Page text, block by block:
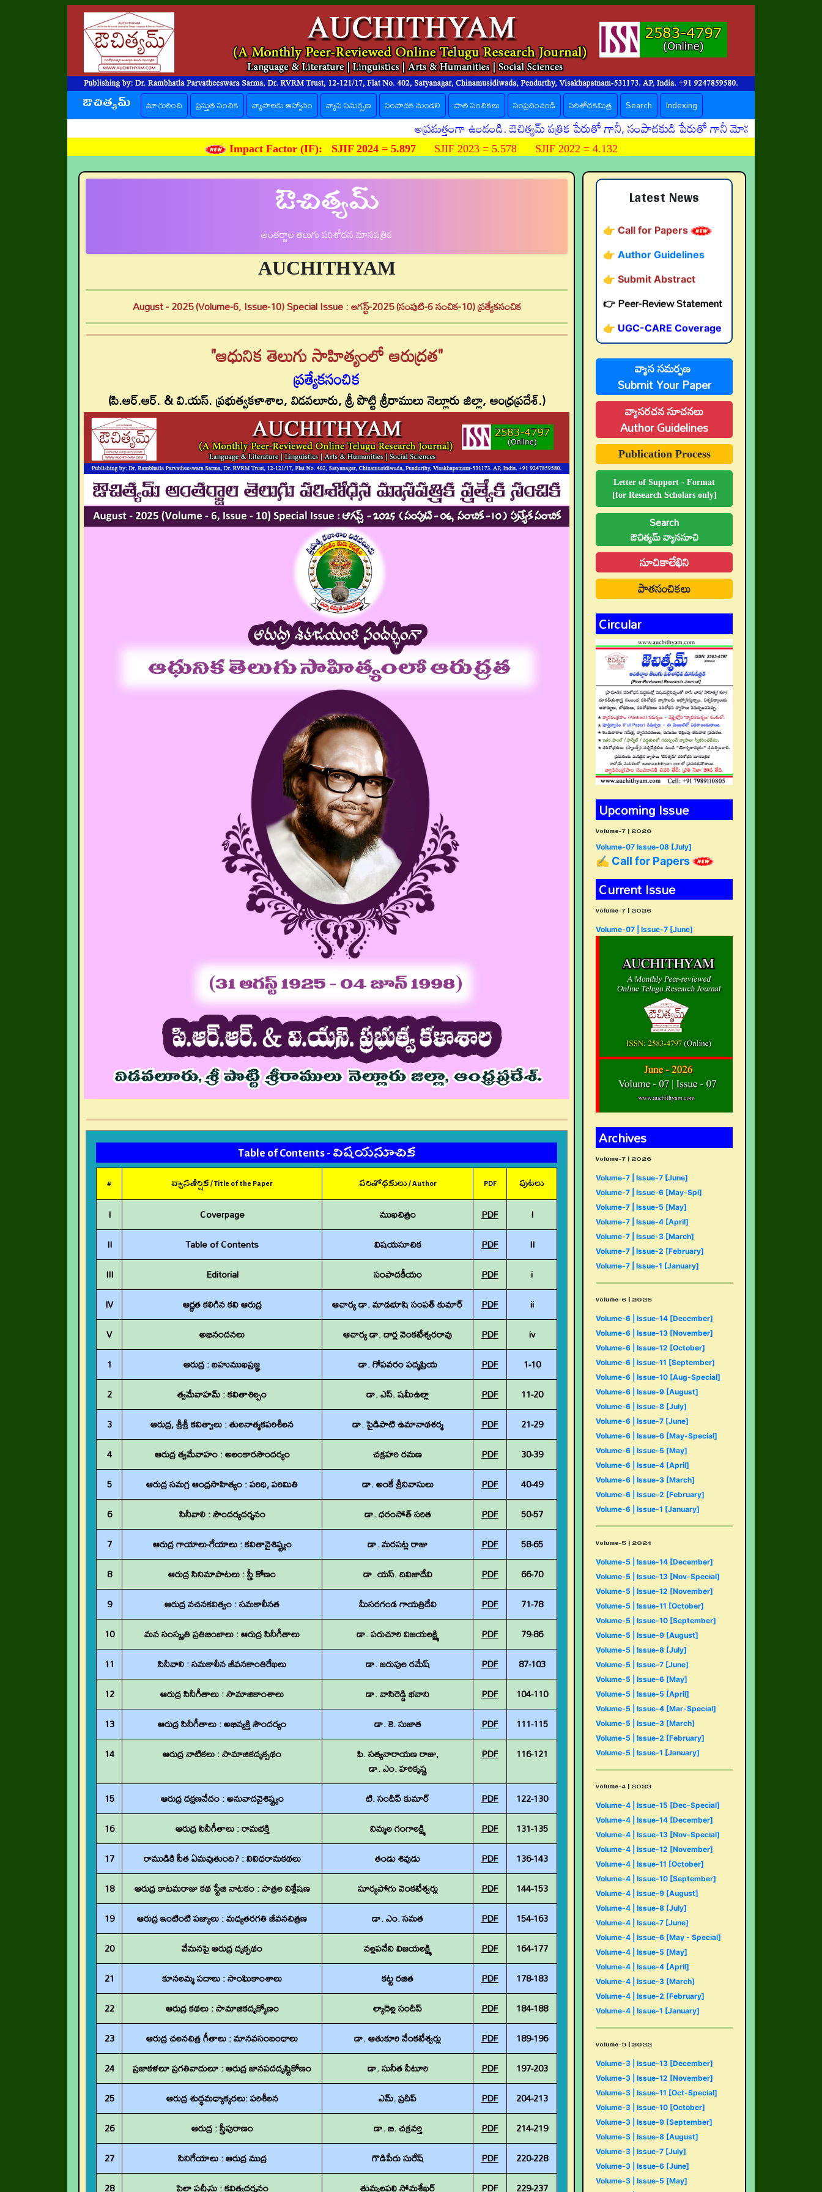
ఔచిత్యమ్ మా గురించి ప్రస్తుత సంచిక (current)
వ్యాసాలకు ఆహ్వానం వ్యాస సమర్పణ సంపాదక మండలి పాత సంచికలు సంప్రదించండి పరిశోధకమిత్ర Search Indexing
అప్రమత్తంగా ఉండండి. ఔచిత్యమ్ పత్రిక పేరుతో గానీ, సంపాదకుడి పేరుతో గానీ మోసపూరితమైన ఈమెయిళ్ళు,
Impact Factor (IF): SJIF 2024 = 5.897SJIF 2023 = 5.578 SJIF 2022 = 4.132
ఔచిత్యమ్
అంతర్జాల తెలుగు పరిశోధన మాసపత్రిక
AUCHITHYAM
August - 2025 (Volume-6, Issue-10) Special Issue : ఆగస్ట్-2025 (సంపుటి-6 సంచిక-10) ప్రత్యేకసంచిక
"ఆధునిక తెలుగు సాహిత్యంలో ఆరుద్రత"
ప్రత్యేకసంచిక
(పి.ఆర్.ఆర్. & వి.యస్. ప్రభుత్వకళాశాల, విడవలూరు, శ్రీ పొట్టి శ్రీరాములు నెల్లూరు జిల్లా, ఆంధ్రప్రదేశ్.)
Table of Contents - విషయసూచిక
# వ్యాసశీర్షిక / Title of the Paper పరిశోధకులు / Author PDF పుటలు
I Coverpage ముఖచిత్రం PDF
I
II
Table of Contents విషయసూచిక PDF
II
III
Editorial సంపాదకీయం PDF
i
IV
ఆర్ద్రత కలిగిన కవి ఆరుద్ర ఆచార్య డా. మాడభూషి సంపత్ కుమార్ PDF
ii
V
అభినందనలు ఆచార్య డా. దార్ల వెంకటేశ్వరరావు PDF
iv
1
ఆరుద్ర : బహుముఖప్రజ్ఞ డా. గోపవరం పద్మప్రియ PDF
1-10
2
త్వమేవాహమ్‌ : కవితాశిల్పం డా. ఎస్‌. షమీఉల్లా PDF
11-20
3
ఆరుద్ర, శ్రీశ్రీ కవిత్వాలు : తులనాత్మకపరిశీలన డా. పైడిపాటి ఉమానాథశర్మ PDF
21-29
4
ఆరుద్ర త్వమేవాహం : అలంకారసౌందర్యం చక్రహరి రమణ PDF
30-39
5
ఆరుద్ర సమగ్ర ఆంధ్రసాహిత్యం : పరిధి, పరిమితి డా. అంకే శ్రీనివాసులు PDF
40-49
6
సినీవాలి : సౌందర్యదర్శనం డా. ధరంసోత్ సరిత PDF
50-57
7
ఆరుద్ర గాయాలు-గేయాలు : కవితావైశిష్ట్యం డా. మరపట్ల రాజు PDF
58-65
8
ఆరుద్ర సినిమాపాటలు : స్త్రీ కోణం డా. యస్. దివిజాదేవి PDF
66-70
9
ఆరుద్ర వచనకవిత్వం : సమకాలీనత మీసరగండ గాయత్రిదేవి PDF
71-78
10
మన సంస్కృతి ప్రతిబింబాలు : ఆరుద్ర సినీగీతాలు డా. పరుచూరి విజయలక్ష్మి PDF
79-86
11
సినీవాలి : సమకాలీన జీవనకాంతిరేఖలు డా. జరుపుల రమేష్‌ PDF
87-103
12
ఆరుద్ర సినీగీతాలు : సామాజికాంశాలు డా. వాసిరెడ్డి భవాని PDF
104-110
13
ఆరుద్ర సినీగీతాలు : అభివ్యక్తి సౌందర్యం డా. కె. సుజాత PDF
111-115
14
ఆరుద్ర నాటికలు : సామాజికదృక్పథం
పి. సత్యనారాయణ రాజు,
డా. ఎం. హరికృష్ణ
PDF 116-121
15 ఆరుద్ర దక్షణవేదం : అనువాదవైశిష్ట్యం టి. సందీప్ కుమార్ PDF
122-130
16
ఆరుద్ర సినీగీతాలు : రామభక్తి నిమ్మల గంగాలక్ష్మి PDF
131-135
17
రాముడికి సీత ఏమవుతుంది? : వివిధరామకథలు తండు శివుడు PDF
136-143
18
ఆరుద్ర కాటమరాజు కథ స్టేజి నాటకం : పాత్రల విశ్లేషణ సూర్యపోగు వెంకటేశ్వర్లు PDF
144-153
19
ఆరుద్ర ఇంటింటి పజ్యాలు : మధ్యతరగతి జీవనచిత్రణ డా. ఎం. సమత PDF
154-163
20
వేమనపై ఆరుద్ర దృక్పథం నల్లపనేని విజయలక్ష్మి PDF
164-177
21
కూనలమ్మ పదాలు : సాంఘికాంశాలు కట్ట రజిత PDF
178-183
22
ఆరుద్ర కథలు : సామాజికదృక్కోణం ల్యాదెల్ల సందీప్ PDF
184-188
23
ఆరుద్ర చలనచిత్ర గీతాలు : మానవసంబంధాలు డా. ఆతుకూరి వేంకటేశ్వర్లు PDF
189-196
24
ప్రజాకళలూ ప్రగతివాదులూ : ఆరుద్ర జానపదదృష్టికోణం డా. సునీత నీటూరి PDF
197-203
25
ఆరుద్ర శుద్ధమధ్యాక్కరలు: పరిశీలన ఎమ్. ప్రదీప్ PDF
204-213
26
ఆరుద్ర : స్త్రీపురాణం డా. బి. చక్రవర్తి PDF
214-219
27
సినిగేయాలు : ఆరుద్ర ముద్ర గౌడిపేరు సురేష్ PDF
220-228
28
పైలా పచ్చీసు : కవిత్వదర్శనం తుమ్మలపల్లి సోమశేఖర్ PDF 229-237
Latest News
👉 నవతరం పరిశోధనలు
👉 Current Issue
👉 Call for Papers
👉 Author Guidelines
👉 Submit Abstract
👉 Peer-Review Statement
👉 UGC-CARE Coverage
👉 UGC-CARE రద్దు
వ్యాస సమర్పణ
Submit Your Paper
వ్యాసరచన సూచనలు
Author Guidelines
Publication Process
Letter of Support - Format
[for Research Scholars only]
Search
ఔచిత్యమ్ వ్యాససూచి
సూచికాలేఖిని
పాతసంచికలు
Circular
Upcoming Issue
Volume-7 | 2026
Volume-07 Issue-08 [July]
✍ Call for Papers
Current Issue
Volume-7 | 2026
Volume-07 | Issue-7 [June]
Archives
Volume-7 | 2026
Volume-7 | Issue-7 [June]
Volume-7 | Issue-6 [May-Spl]
Volume-7 | Issue-5 [May]
Volume-7 | Issue-4 [April]
Volume-7 | Issue-3 [March]
Volume-7 | Issue-2 [February]
Volume-7 | Issue-1 [January]
Volume-6 | 2025
Volume-6 | Issue-14 [December]
Volume-6 | Issue-13 [November]
Volume-6 | Issue-12 [October]
Volume-6 | Issue-11 [September]
Volume-6 | Issue-10 [Aug-Special]
Volume-6 | Issue-9 [August]
Volume-6 | Issue-8 [July]
Volume-6 | Issue-7 [June]
Volume-6 | Issue-6 [May-Special]
Volume-6 | Issue-5 [May]
Volume-6 | Issue-4 [April]
Volume-6 | Issue-3 [March]
Volume-6 | Issue-2 [February]
Volume-6 | Issue-1 [January]
Volume-5 | 2024
Volume-5 | Issue-14 [December]
Volume-5 | Issue-13 [Nov-Special]
Volume-5 | Issue-12 [November]
Volume-5 | Issue-11 [October]
Volume-5 | Issue-10 [September]
Volume-5 | Issue-9 [August]
Volume-5 | Issue-8 [July]
Volume-5 | Issue-7 [June]
Volume-5 | Issue-6 [May]
Volume-5 | Issue-5 [April]
Volume-5 | Issue-4 [Mar-Special]
Volume-5 | Issue-3 [March]
Volume-5 | Issue-2 [February]
Volume-5 | Issue-1 [January]
Volume-4 | 2023
Volume-4 | Issue-15 [Dec-Special]
Volume-4 | Issue-14 [December]
Volume-4 | Issue-13 [Nov-Special]
Volume-4 | Issue-12 [November]
Volume-4 | Issue-11 [October]
Volume-4 | Issue-10 [September]
Volume-4 | Issue-9 [August]
Volume-4 | Issue-8 [July]
Volume-4 | Issue-7 [June]
Volume-4 | Issue-6 [May - Special]
Volume-4 | Issue-5 [May]
Volume-4 | Issue-4 [April]
Volume-4 | Issue-3 [March]
Volume-4 | Issue-2 [February]
Volume-4 | Issue-1 [January]
Volume-3 | 2022
Volume-3 | Issue-13 [December]
Volume-3 | Issue-12 [November]
Volume-3 | Issue-11 [Oct-Special]
Volume-3 | Issue-10 [October]
Volume-3 | Issue-9 [September]
Volume-3 | Issue-8 [August]
Volume-3 | Issue-7 [July]
Volume-3 | Issue-6 [June]
Volume-3 | Issue-5 [May]